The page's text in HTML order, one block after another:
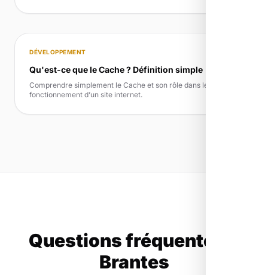
DÉVELOPPEMENT
Qu'est-ce que le Cache ? Définition simple
Comprendre simplement le Cache et son rôle dans le
fonctionnement d’un site internet.
Questions fréquentes à
Brantes